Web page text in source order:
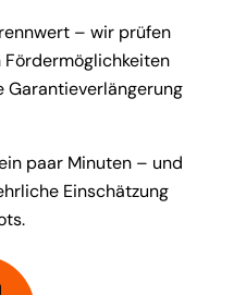
– wir prüfen
Garantieverlängerung
paar Minuten – und
Einschätzung